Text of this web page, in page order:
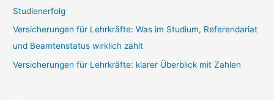
:
Studienerfolg
Versicherungen für Lehrkräfte: Was im Studium, Referendariat
und Beamtenstatus wirklich zählt
Versicherungen für Lehrkräfte: klarer Überblick mit Zahlen